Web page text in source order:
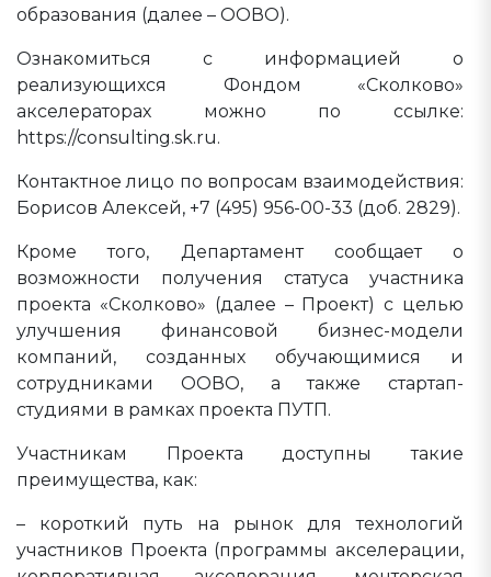
образования (далее – ООВО).
Ознакомиться с информацией о
реализующихся Фондом «Сколково»
акселераторах можно по ссылке:
https://consulting.sk.ru.
Контактное лицо по вопросам взаимодействия:
Борисов Алексей, +7 (495) 956-00-33 (доб. 2829).
Кроме того, Департамент сообщает о
возможности получения статуса участника
проекта «Сколково» (далее – Проект) с целью
улучшения финансовой бизнес-модели
компаний, созданных обучающимися и
сотрудниками ООВО, а также стартап-
студиями в рамках проекта ПУТП.
Участникам Проекта доступны такие
преимущества, как:
– короткий путь на рынок для технологий
участников Проекта (программы акселерации,